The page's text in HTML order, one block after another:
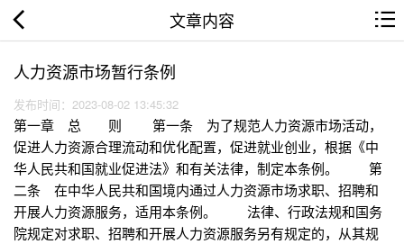
文章内容
人力资源市场暂行条例
发布时间：2023-08-02 13:45:32
第一章 总 则 第一条 为了规范人力资源市场活动，
促进人力资源合理流动和优化配置，促进就业创业，根据《中
华人民共和国就业促进法》和有关法律，制定本条例。 第
二条 在中华人民共和国境内通过人力资源市场求职、招聘和
开展人力资源服务，适用本条例。 法律、行政法规和国务
院规定对求职、招聘和开展人力资源服务另有规定的，从其规